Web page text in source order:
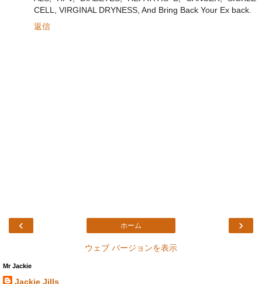
CELL, VIRGINAL DRYNESS, And Bring Back Your Ex back.
返信
‹ ›
ホーム
ウェブ バージョンを表示
Mr Jackie
Jackie Jills